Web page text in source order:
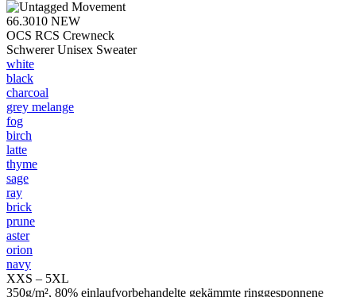
66.3010 NEW
OCS RCS Crewneck
Schwerer Unisex Sweater
white
black
charcoal
grey melange
fog
birch
latte
thyme
sage
ray
brick
prune
aster
orion
navy
XXS – 5XL
350g/m², 80% einlaufvorbehandelte gekämmte ringgesponnene